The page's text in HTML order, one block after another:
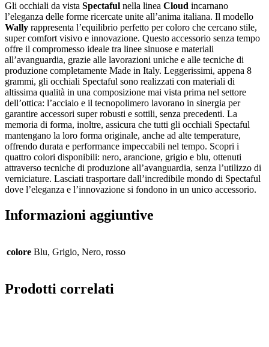
Gli occhiali da vista Spectaful nella linea Cloud incarnano
l’eleganza delle forme ricercate unite all’anima italiana. Il modello
Wally rappresenta l’equilibrio perfetto per coloro che cercano stile,
super comfort visivo e innovazione. Questo accessorio senza tempo
offre il compromesso ideale tra linee sinuose e materiali
all’avanguardia, grazie alle lavorazioni uniche e alle tecniche di
produzione completamente Made in Italy. Leggerissimi, appena 8
grammi, gli occhiali Spectaful sono realizzati con materiali di
altissima qualità in una composizione mai vista prima nel settore
dell’ottica: l’acciaio e il tecnopolimero lavorano in sinergia per
garantire accessori super robusti e sottili, senza precedenti. La
memoria di forma, inoltre, assicura che tutti gli occhiali Spectaful
mantengano la loro forma originale, anche ad alte temperature,
offrendo durata e performance impeccabili nel tempo. Scopri i
quattro colori disponibili: nero, arancione, grigio e blu, ottenuti
attraverso tecniche di produzione all’avanguardia, senza l’utilizzo di
verniciature. Lasciati trasportare dall’incredibile mondo di Spectaful
dove l’eleganza e l’innovazione si fondono in un unico accessorio.
Informazioni aggiuntive
colore Blu, Grigio, Nero, rosso
Prodotti correlati